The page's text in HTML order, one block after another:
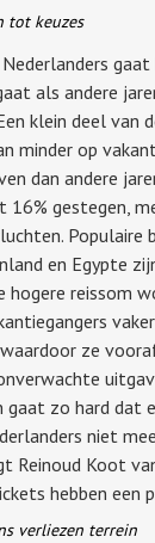
tot keuzes
als andere
klein deel van
minder op
dan andere
16% gestegen,
Populaire
en Egypte
hogere reissom
ze
gaat zo hard dat
niet
Reinoud Koot
hebben een
verliezen terrein